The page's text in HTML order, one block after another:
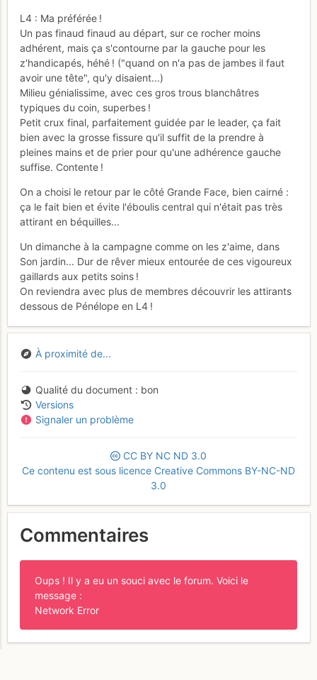
L4 : Ma préférée !
Un pas finaud finaud au départ, sur ce rocher moins
adhérent, mais ça s'contourne par la gauche pour les
z'handicapés, héhé ! ("quand on n'a pas de jambes il faut
avoir une tête", qu'y disaient...)
Milieu génialissime, avec ces gros trous blanchâtres
typiques du coin, superbes !
Petit crux final, parfaitement guidée par le leader, ça fait
bien avec la grosse fissure qu'il suffit de la prendre à
pleines mains et de prier pour qu'une adhérence gauche
suffise. Contente !
On a choisi le retour par le côté Grande Face, bien cairné :
ça le fait bien et évite l'éboulis central qui n'était pas très
attirant en béquilles...
Un dimanche à la campagne comme on les z'aime, dans
Son jardin... Dur de rêver mieux entourée de ces vigoureux
gaillards aux petits soins !
On reviendra avec plus de membres découvrir les attirants
dessous de Pénélope en L4 !
À proximité de...
Qualité du document
bon
Versions
Signaler un problème
CC BY NC ND 3.0
Ce contenu est sous licence Creative Commons BY-NC-ND
3.0
Commentaires
Oups ! Il y a eu un souci avec le forum. Voici le
message :
Network Error